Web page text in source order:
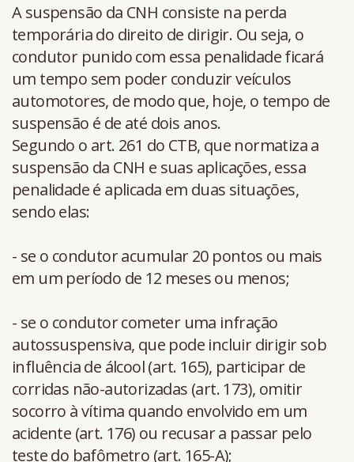
A suspensão da CNH consiste na perda
temporária do direito de dirigir. Ou seja, o
condutor punido com essa penalidade ficará
um tempo sem poder conduzir veículos
automotores, de modo que, hoje, o tempo de
suspensão é de até dois anos.
Segundo o art. 261 do CTB, que normatiza a
suspensão da CNH e suas aplicações, essa
penalidade é aplicada em duas situações,
sendo elas:
- se o condutor acumular 20 pontos ou mais
em um período de 12 meses ou menos;
- se o condutor cometer uma infração
autossuspensiva, que pode incluir dirigir sob
influência de álcool (art. 165), participar de
corridas não-autorizadas (art. 173), omitir
socorro à vítima quando envolvido em um
acidente (art. 176) ou recusar a passar pelo
teste do bafômetro (art. 165-A);